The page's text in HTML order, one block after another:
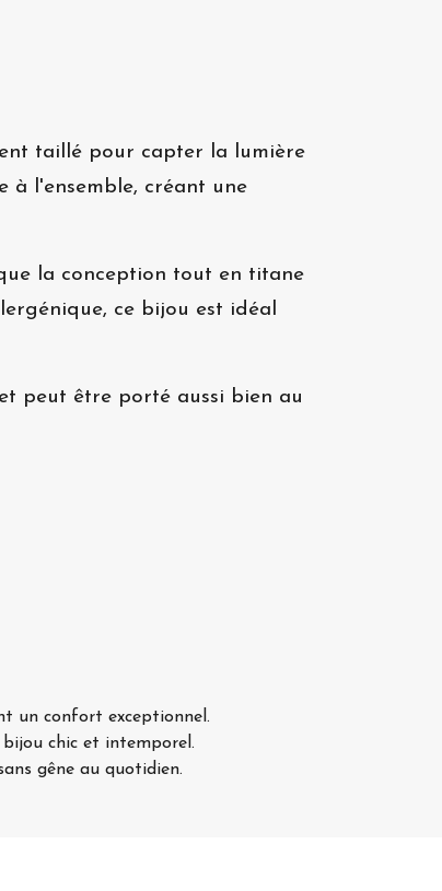
taillé pour capter la lumière
à l'ensemble, créant une
la conception tout en titane
ce bijou est idéal
peut être porté aussi bien au
un confort exceptionnel.
chic et intemporel.
gêne au quotidien.